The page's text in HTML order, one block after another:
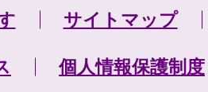
サイトマップ
個人情報保護制度